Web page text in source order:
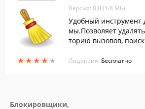
★★★★ ★
★★★★ ★
Версия: 8.0 (1.8 МБ)
Удобный инструмент
мы.Позволяет
торию вызовов,
Лицензия: Бесплатно
Блокировщики,